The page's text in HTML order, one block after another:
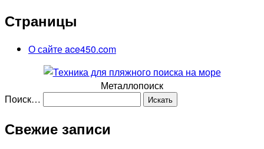
Страницы
О сайте ace450.com
Металлопоиск
Поиск…
Свежие записи